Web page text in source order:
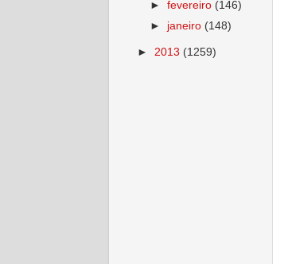
►fevereiro (146)
► janeiro (148)
► 2013 (1259)